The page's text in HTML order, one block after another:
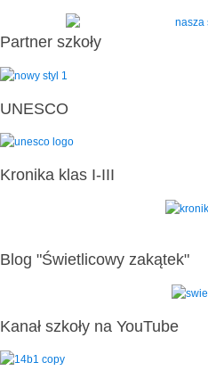
Partner szkoły
UNESCO
Kronika klas I-III
Blog "Świetlicowy zakątek"
Kanał szkoły na YouTube